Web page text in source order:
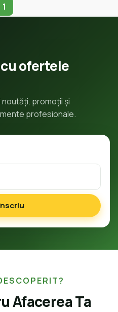
Ești pe pagina 1
1
ofertele
promoții și
profesionale.
Afacerea Ta